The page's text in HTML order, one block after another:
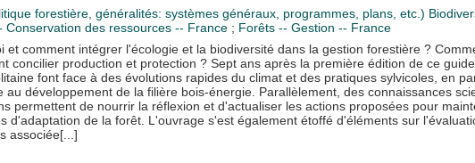
forestière, généralités: systèmes généraux, programmes, plans, etc.)
Conservation des ressources -- France ; Forêts -- Gestion -- France
et comment intégrer l'écologie et la biodiversité dans la gestion forestière ?
concilier production et protection ? Sept ans après la première édition de ce
font face à des évolutions rapides du climat et des pratiques sylvicoles, en
au développement de la filière bois-énergie. Parallèlement, des connaissances
permettent de nourrir la réflexion et d'actualiser les actions proposées pour
d'adaptation de la forêt. L'ouvrage s'est également étoffé d'éléments sur
associée[...]